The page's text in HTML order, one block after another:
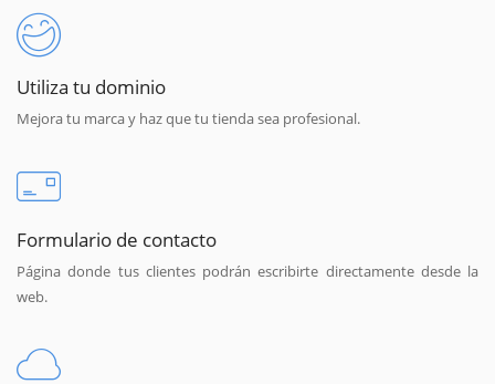
Utiliza tu dominio
Mejora tu marca y haz que tu tienda sea profesional.
Formulario de contacto
Página donde tus clientes podrán escribirte directamente desde la
web.